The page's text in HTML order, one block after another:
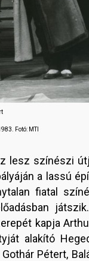
Fotó: MTI
lesz színészi
a lassú
fiatal
kapja
alakító
Pétert,